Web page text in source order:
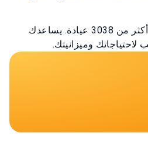
اكتشف أفضل الأطباء في أكثر من 3038 عيادة. يساعدك